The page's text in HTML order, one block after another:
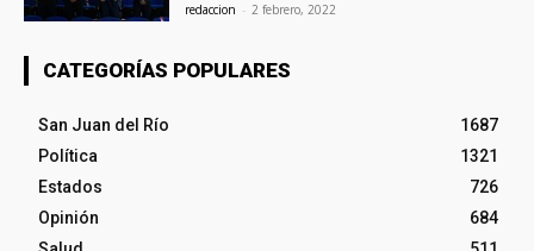
redaccion - 2 febrero, 2022
CATEGORÍAS POPULARES
San Juan del Río
1687
Política
1321
Estados
726
Opinión
684